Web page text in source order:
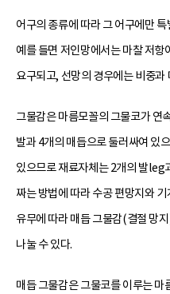
어구의 종류에 따라 그 어구에만
예를 들면 저인망에서는 마찰 저항
요구되고, 선망의 경우에는 비중과
그물감은 마름모꼴의 그물코가 연
발과 4개의 매듭으로 둘러싸여 있
있으므로 재료자체는 2개의 발leg
짜는 방법에 따라 수공 편망지와
유무에 따라 매듭 그물감(결절 망
나눌 수 있다.
매듭 그물감은 그물코를 이루는 마